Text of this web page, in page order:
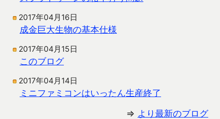
2017年04月16日
成金巨大生物の基本仕様
2017年04月15日
このブログ
2017年04月14日
ミニファミコンはいったん生産終了
⇒ より最新のブログ